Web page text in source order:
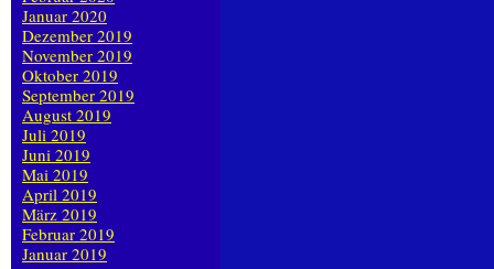
Januar 2020
Dezember 2019
November 2019
Oktober 2019
September 2019
August 2019
Juli 2019
Juni 2019
Mai 2019
April 2019
März 2019
Februar 2019
Januar 2019